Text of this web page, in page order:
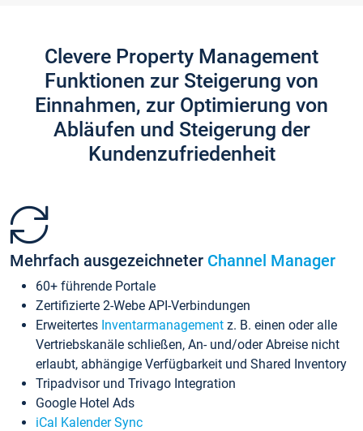
Clevere Property Management
Funktionen zur Steigerung von
Einnahmen, zur Optimierung von
Abläufen und Steigerung der
Kundenzufriedenheit
Mehrfach ausgezeichneter Channel Manager
60+ führende Portale
Zertifizierte 2-Webe API-Verbindungen
Erweitertes Inventarmanagement z. B. einen oder alle
Vertriebskanäle schließen, An- und/oder Abreise nicht
erlaubt, abhängige Verfügbarkeit und Shared Inventory
Tripadvisor und Trivago Integration
Google Hotel Ads
iCal Kalender Sync